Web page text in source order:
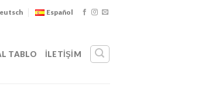
Español
TABLO İLETIŞIM